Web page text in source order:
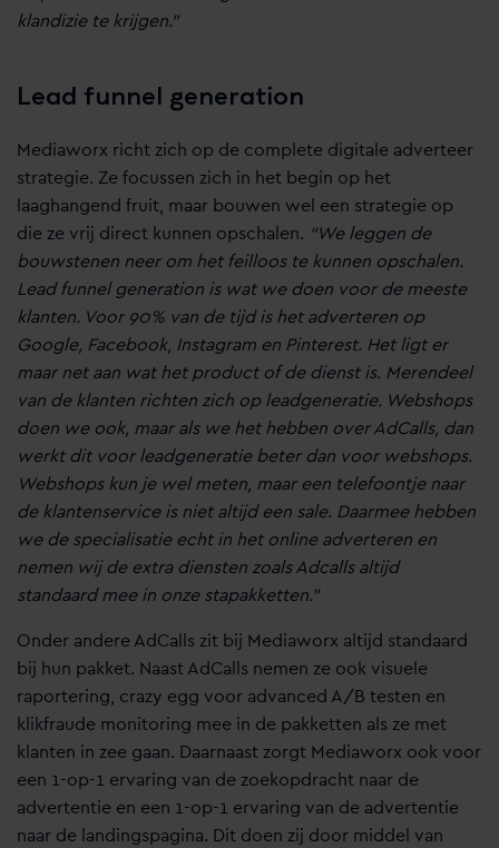
klandizie te krijgen.”
Lead funnel generation
Mediaworx richt zich op de complete digitale adverteer
strategie. Ze focussen zich in het begin op het
laaghangend fruit, maar bouwen wel een strategie op
die ze vrij direct kunnen opschalen. “We leggen de
bouwstenen neer om het feilloos te kunnen opschalen.
Lead funnel generation is wat we doen voor de meeste
klanten. Voor 90% van de tijd is het adverteren op
Google, Facebook, Instagram en Pinterest. Het ligt er
maar net aan wat het product of de dienst is. Merendeel
van de klanten richten zich op leadgeneratie. Webshops
doen we ook, maar als we het hebben over AdCalls, dan
werkt dit voor leadgeneratie beter dan voor webshops.
Webshops kun je wel meten, maar een telefoontje naar
de klantenservice is niet altijd een sale. Daarmee hebben
we de specialisatie echt in het online adverteren en
nemen wij de extra diensten zoals Adcalls altijd
standaard mee in onze stapakketten.”
Onder andere AdCalls zit bij Mediaworx altijd standaard
bij hun pakket. Naast AdCalls nemen ze ook visuele
raportering, crazy egg voor advanced A/B testen en
klikfraude monitoring mee in de pakketten als ze met
klanten in zee gaan. Daarnaast zorgt Mediaworx ook voor
een 1-op-1 ervaring van de zoekopdracht naar de
advertentie en een 1-op-1 ervaring van de advertentie
naar de landingspagina. Dit doen zij door middel van